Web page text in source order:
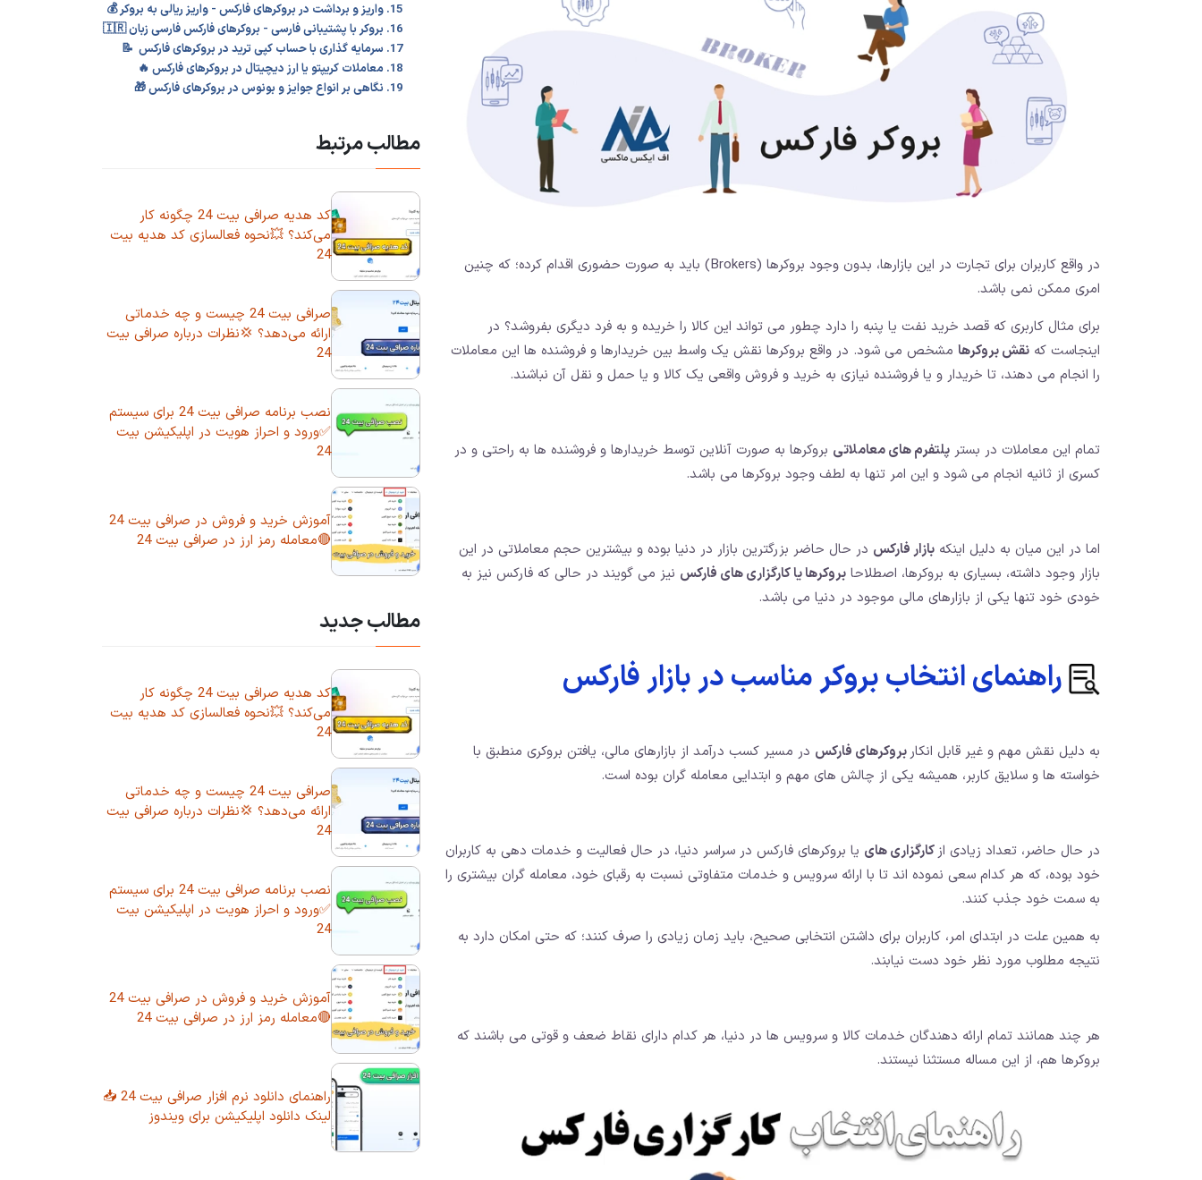
در واقع کاربران برای تجارت در این بازارها، بدون وجود بروکرها (‌Brokers) باید به صورت حضوری اقدام کرده؛ که چنین
امری ممکن نمی باشد.
برای مثال کاربری که قصد خرید نفت یا پنبه را دارد چطور می تواند این کالا را خریده و به فرد دیگری بفروشد؟ در
اینجاست که نقش بروکرها مشخص می شود. در واقع بروکرها نقش یک واسط بین خریدارها و فروشنده ها این معاملات
را انجام می دهند، تا خریدار و یا فروشنده نیازی به خرید و فروش واقعی یک کالا و یا حمل و نقل آن نباشند.
تمام این معاملات در بستر پلتفرم های معاملاتی بروکرها به صورت آنلاین توسط خریدارها و فروشنده ها به راحتی و در
کسری از ثانیه انجام می شود و این امر تنها به لطف وجود بروکرها می باشد.
اما در این میان به دلیل اینکه بازار فارکس در حال حاضر بزرگترین بازار در دنیا بوده و بیشترین حجم معاملاتی در این
بازار وجود داشته، بسیاری به بروکرها، اصطلاحا بروکرها یا کارگزاری های فارکس نیز می گویند در حالی که فارکس نیز به
خودی خود تنها یکی از بازارهای مالی موجود در دنیا می باشد.
راهنمایانتخاب بروکر مناسب در بازار فارکس
به دلیل نقش مهم و غیر قابل انکاربروکرهای فارکس در مسیر کسب درآمد از بازارهای مالی، یافتن بروکری منطبق با
خواسته ها و سلایق کاربر، همیشه یکی از چالش های مهم و ابتدایی معامله گران بوده است.
در حال حاضر، تعداد زیادی ازکارگزاری های یا بروکرهای فارکس در سراسر دنیا، در حال فعالیت و خدمات دهی به کاربران
خود بوده، که هر کدام سعی نموده اند تا با ارائه سرویس و خدمات متفاوتی نسبت به رقبای خود، معامله گران بیشتری را
به سمت خود جذب کنند.
به همین علت در ابتدای امر، کاربران برای داشتن انتخابی صحیح، باید زمان زیادی را صرف کنند؛ که حتی امکان دارد به
نتیجه مطلوب مورد نظر خود دست نیابند.
هر چند همانند تمام ارائه دهندگان خدمات کالا و سرویس ها در دنیا، هر کدام دارای نقاط ضعف و قوتی می باشند که
بروکرها هم، از این مساله مستثنا نیستند.
15. واریز و برداشت در بروکرهای فارکس - واریز ریالی به بروکر 💰
16. بروکر با پشتیبانی فارسی - بروکرهای فارکس فارسی زبان 🇮🇷
17. سرمایه گذاری با حساب کپی ترید در بروکرهای فارکس 📝
18. معاملات کریپتو یا ارز دیچیتال در بروکرهای فارکس 🔥
19. نگاهی بر انواع جوایز و بونوس در بروکرهای فارکس 🎁
مطالب مرتبط
کد هدیه صرافی بیت 24 چگونه کار
می‌کند؟ 💥نحوه فعالسازی کد هدیه بیت
24
صرافی بیت 24 چیست و چه خدماتی
ارائه می‌دهد؟ 💢نظرات درباره صرافی بیت
24
نصب برنامه صرافی بیت 24 برای سیستم
✅ورود و احراز هویت در اپلیکیشن بیت
24
آموزش خرید و فروش در صرافی بیت 24
🔴معامله رمز ارز در صرافی بیت 24
مطالب جدید
کد هدیه صرافی بیت 24 چگونه کار
می‌کند؟ 💥نحوه فعالسازی کد هدیه بیت
24
صرافی بیت 24 چیست و چه خدماتی
ارائه می‌دهد؟ 💢نظرات درباره صرافی بیت
24
نصب برنامه صرافی بیت 24 برای سیستم
✅ورود و احراز هویت در اپلیکیشن بیت
24
آموزش خرید و فروش در صرافی بیت 24
🔴معامله رمز ارز در صرافی بیت 24
راهنمای دانلود نرم افزار صرافی بیت 24 📥
لینک دانلود اپلیکیشن برای ویندوز